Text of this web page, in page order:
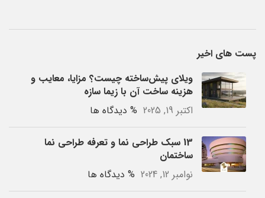
پست های اخیر
ویلای پیش‌ساخته چیست؟ مزایا، معایب و
هزینه ساخت آن با زیما سازه
اکتبر 19, 2025
% دیدگاه ها
13 سبک طراحی نما و تعرفه طراحی نما
ساختمان
نوامبر 12, 2024
% دیدگاه ها